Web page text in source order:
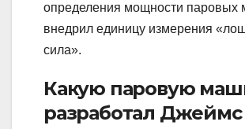
определения мощности паровых
внедрил единицу измерения
сила».
Какую паровую
разработал Джеймс